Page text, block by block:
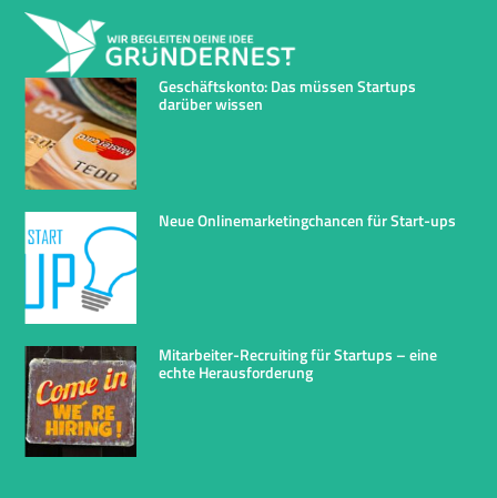
Geschäftskonto: Das müssen Startups
darüber wissen
Neue Onlinemarketingchancen für Start-ups
Mitarbeiter-Recruiting für Startups – eine
echte Herausforderung